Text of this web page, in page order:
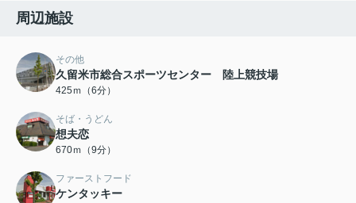
周辺施設
その他
久留米市総合スポーツセンター 陸上競技場
425ｍ（6分）
そば・うどん
想夫恋
670ｍ（9分）
ファーストフード
ケンタッキー